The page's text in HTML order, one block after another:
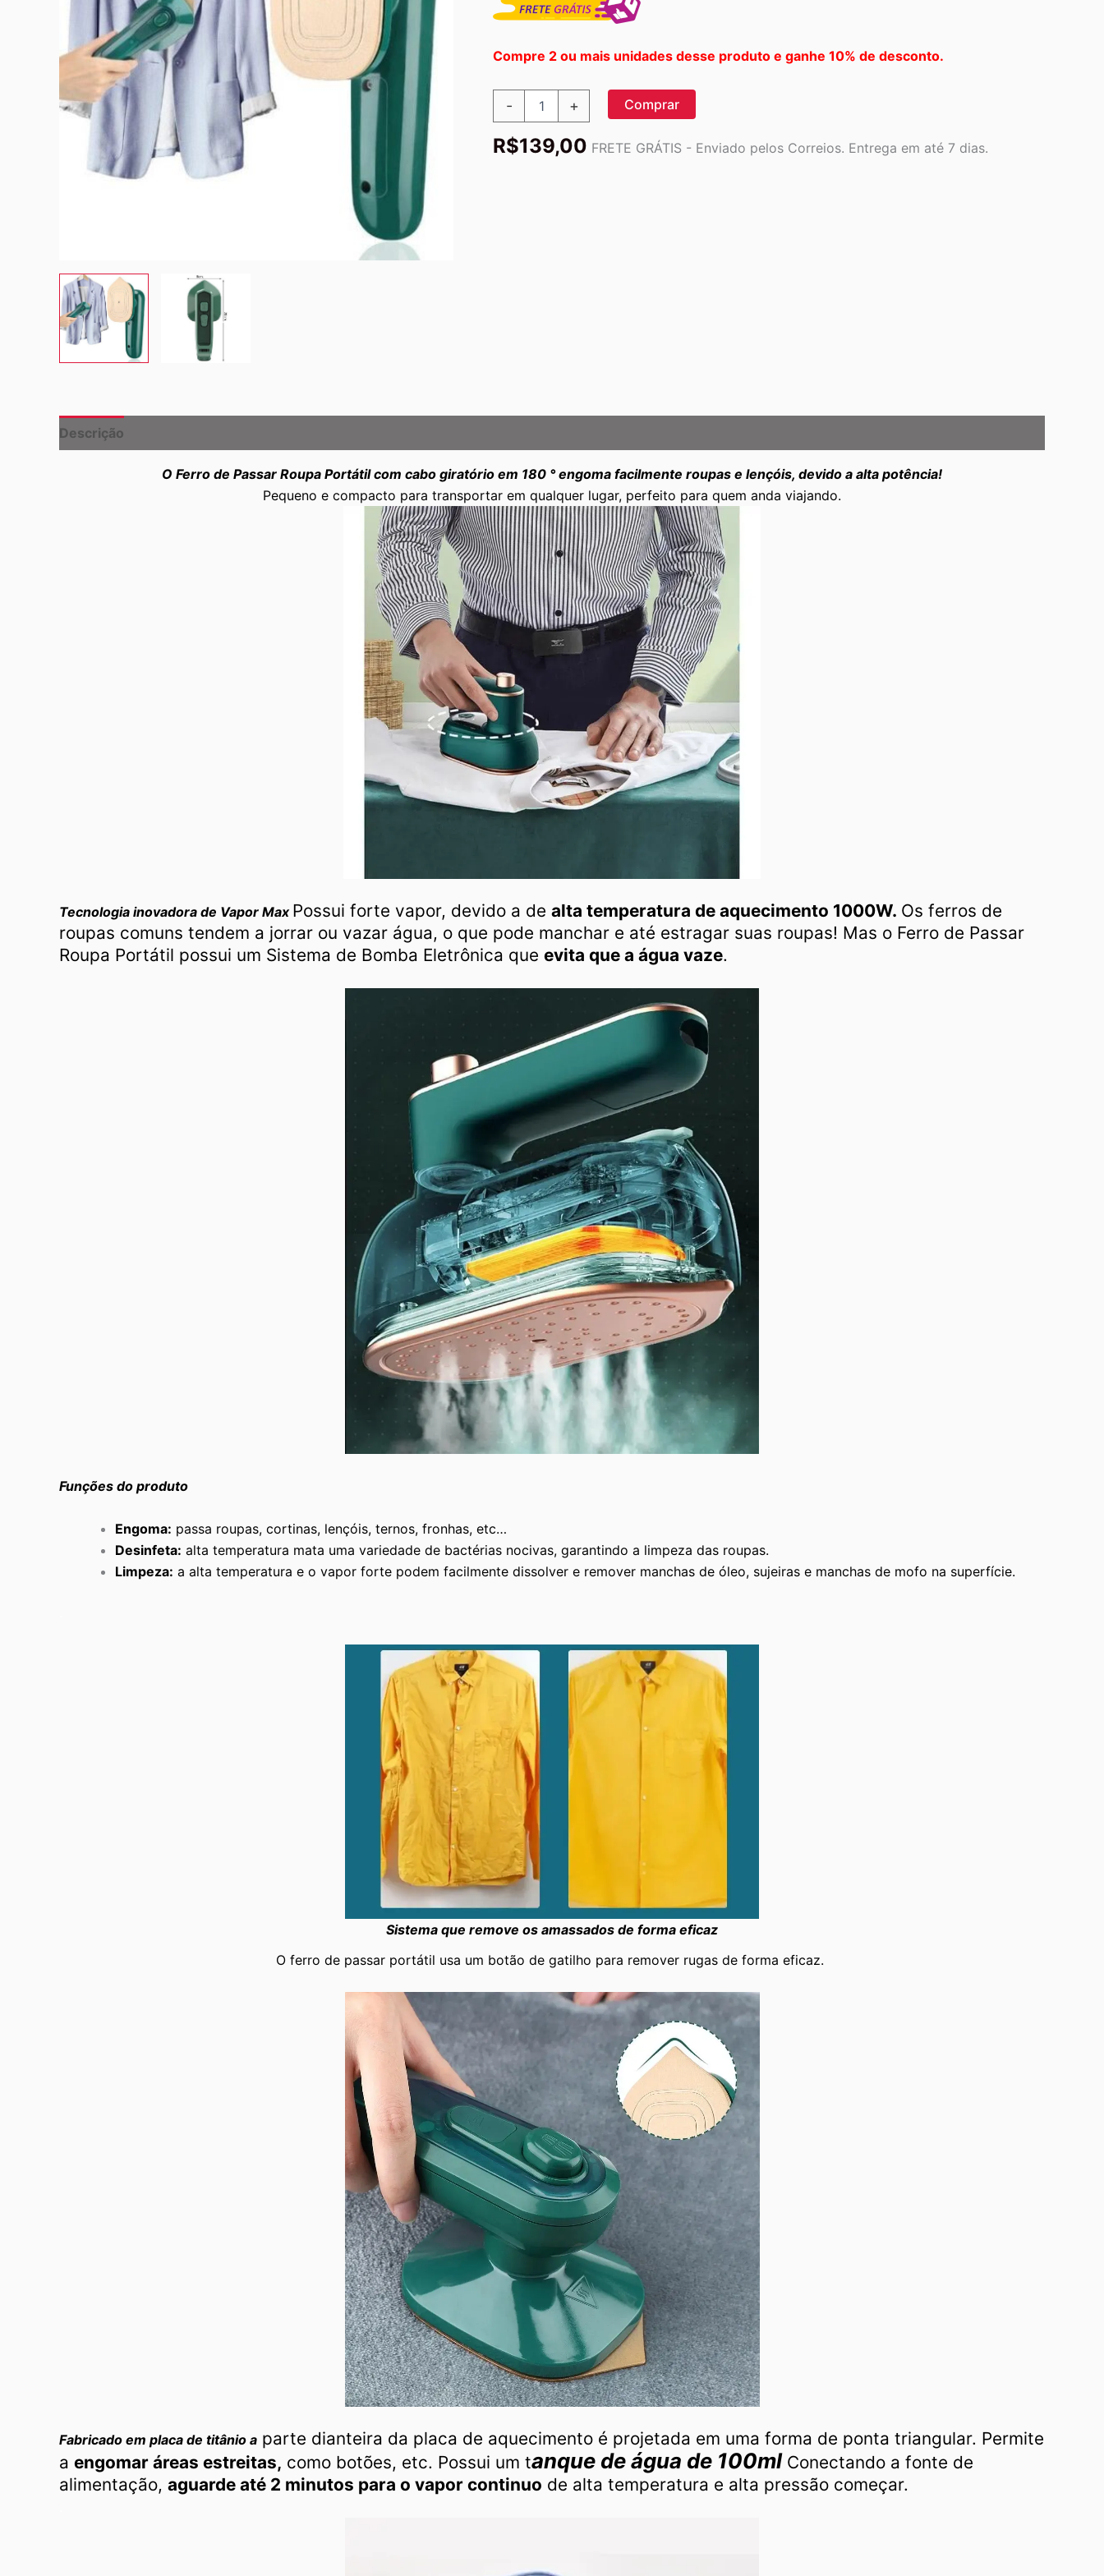
Compre 2 ou mais unidades desse produto e ganhe 10% de desconto.
-
Portátil
+ Comprar
R$139,00 FRETE GRÁTIS - Enviado pelos Correios. Entrega em até 7 dias.
Descrição
O Ferro de Passar Roupa Portátil com cabo giratório em 180 ° engoma facilmente roupas e lençóis, devido a alta potência!
Pequeno e compacto para transportar em qualquer lugar, perfeito para quem anda viajando.
Tecnologia inovadora de Vapor Max Possui forte vapor, devido a de alta temperatura de aquecimento 1000W. Os ferros de
roupas comuns tendem a jorrar ou vazar água, o que pode manchar e até estragar suas roupas! Mas o Ferro de Passar
Roupa Portátil possui um Sistema de Bomba Eletrônica que evita que a água vaze.
Funções do produto
Engoma: passa roupas, cortinas, lençóis, ternos, fronhas, etc…
Desinfeta: alta temperatura mata uma variedade de bactérias nocivas, garantindo a limpeza das roupas.
Limpeza: a alta temperatura e o vapor forte podem facilmente dissolver e remover manchas de óleo, sujeiras e manchas de mofo na superfície.
Sistema que remove os amassados de forma eficaz
O ferro de passar portátil usa um botão de gatilho para remover rugas de forma eficaz.
Fabricado em placa de titânio a parte dianteira da placa de aquecimento é projetada em uma forma de ponta triangular. Permite
a engomar áreas estreitas, como botões, etc. Possui um tanque de água de 100ml Conectando a fonte de
alimentação, aguarde até 2 minutos para o vapor continuo de alta temperatura e alta pressão começar.